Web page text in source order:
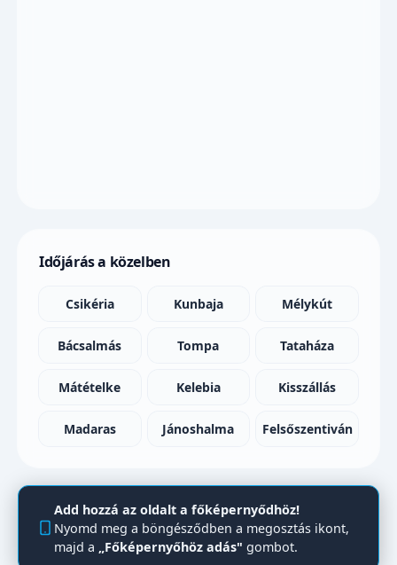
Időjárás a közelben
Csikéria Kunbaja Mélykút
Bácsalmás Tompa Tataháza
Mátételke Kelebia Kisszállás
Madaras Jánoshalma Felsőszentiván
Add hozzá az oldalt a főképernyődhöz!
Nyomd meg a böngésződben a megosztás ikont,
majd a
„Főképernyőhöz adás" gombot.